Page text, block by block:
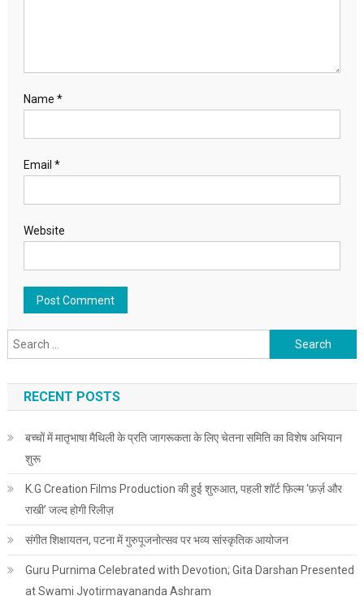
Name *
Email *
Website
Search for:
RECENT POSTS
बच्चों में मातृभाषा मैथिली के प्रति जागरूकता के लिए चेतना समिति का विशेष अभियान
शुरू
K.G Creation Films Production की हुई शुरुआत, पहली शॉर्ट फ़िल्म ‘फ़र्ज़ और
राखी’ जल्द होगी रिलीज़
संगीत शिक्षायतन, पटना में गुरुपूजनोत्सव पर भव्य सांस्कृतिक आयोजन
Guru Purnima Celebrated with Devotion; Gita Darshan Presented
at Swami Jyotirmayananda Ashram